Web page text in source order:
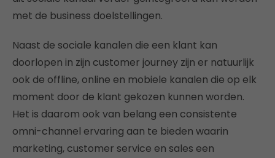
met de business doelstellingen.
Naast de sociale kanalen die een klant kan
doorlopen in zijn customer journey zijn er natuurlijk
ook de offline, online en mobiele kanalen die op elk
moment door de klant gekozen kunnen worden.
Het is daarom ook van belang een consistente
omni-channel ervaring aan te bieden waarin
marketing, customer service en sales een